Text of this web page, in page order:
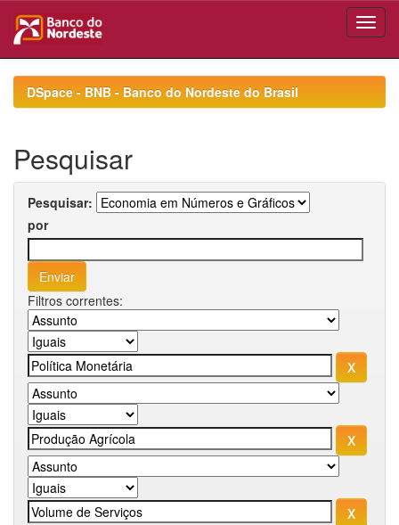
navigationDSpace - BNB - Banco do Nordeste do Brasil
Pesquisar
Pesquisar:
por
Filtros correntes: